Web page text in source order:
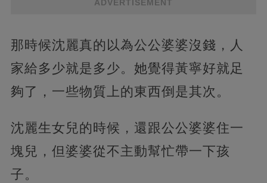
ADVERTISEMENT
那時候沈麗真的以為公公婆婆沒錢，人
家給多少就是多少。她覺得黃寧好就足
夠了，一些物質上的東西倒是其次。
沈麗生女兒的時候，還跟公公婆婆住一
塊兒，但婆婆從不主動幫忙帶一下孩
子。